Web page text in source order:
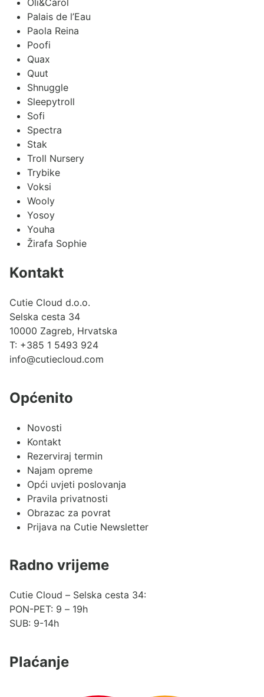
Palais de l’Eau
Paola Reina
Poofi
Quax
Quut
Shnuggle
Sleepytroll
Sofi
Spectra
Stak
Troll Nursery
Trybike
Voksi
Wooly
Yosoy
Youha
Žirafa Sophie
Kontakt
Cutie Cloud d.o.o.
Selska cesta 34
10000 Zagreb, Hrvatska
T: +385 1 5493 924
info@cutiecloud.com
Općenito
Novosti
Kontakt
Rezerviraj termin
Najam opreme
Opći uvjeti poslovanja
Pravila privatnosti
Obrazac za povrat
Prijava na Cutie Newsletter
Radno vrijeme
Cutie Cloud – Selska cesta 34:
PON-PET: 9 – 19h
SUB: 9-14h
Plaćanje